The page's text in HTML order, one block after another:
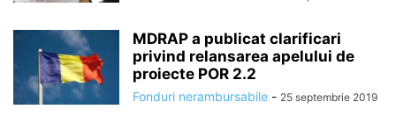
MDRAP a publicat clarificari
privind relansarea apelului de
proiecte POR 2.2
Fonduri nerambursabile - 25 septembrie 2019